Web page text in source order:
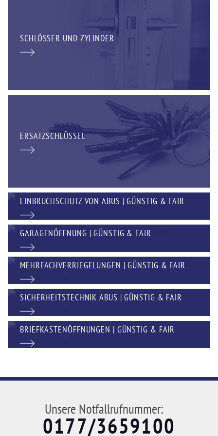
SCHLÖSSER UND ZYLINDER
ERSATZSCHLÜSSEL
EINBRUCHSCHUTZ VON ABUS | GÜNSTIG & FAIR
GARAGENÖFFNUNG | GÜNSTIG & FAIR
MEHRFACHVERRIEGELUNGEN | GÜNSTIG & FAIR
SICHERHEITSTECHNIK ABUS | GÜNSTIG & FAIR
BRIEFKASTENÖFFNUNGEN | GÜNSTIG & FAIR
Unsere Notfallrufnummer:
0177/3659100